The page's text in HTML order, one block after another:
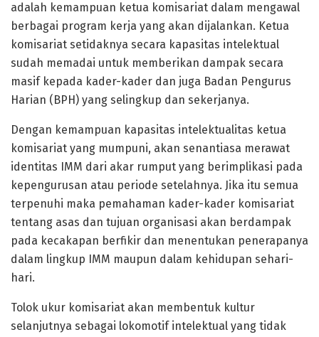
adalah kemampuan ketua komisariat dalam mengawal
berbagai program kerja yang akan dijalankan. Ketua
komisariat setidaknya secara kapasitas intelektual
sudah memadai untuk memberikan dampak secara
masif kepada kader-kader dan juga Badan Pengurus
Harian (BPH) yang selingkup dan sekerjanya.
Dengan kemampuan kapasitas intelektualitas ketua
komisariat yang mumpuni, akan senantiasa merawat
identitas IMM dari akar rumput yang berimplikasi pada
kepengurusan atau periode setelahnya. Jika itu semua
terpenuhi maka pemahaman kader-kader komisariat
tentang asas dan tujuan organisasi akan berdampak
pada kecakapan berfikir dan menentukan penerapanya
dalam lingkup IMM maupun dalam kehidupan sehari-
hari.
Tolok ukur komisariat akan membentuk kultur
selanjutnya sebagai lokomotif intelektual yang tidak